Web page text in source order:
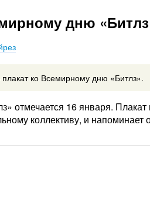
дню
плакат ко Всемирному дню «Битлз».
отмечается 16 января.
коллективу, и